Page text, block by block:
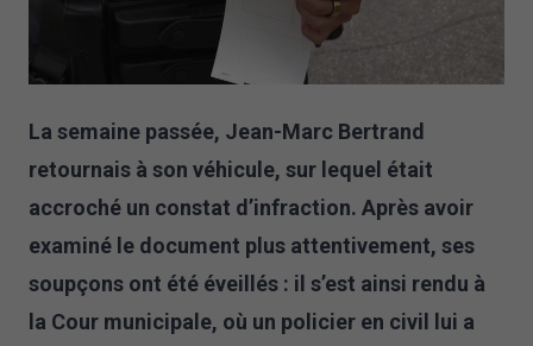
La semaine passée, Jean-Marc Bertrand
retournais à son véhicule, sur lequel était
accroché un constat d’infraction. Après avoir
examiné le document plus attentivement, ses
soupçons ont été éveillés : il s’est ainsi rendu à
la Cour municipale, où un policier en civil lui a